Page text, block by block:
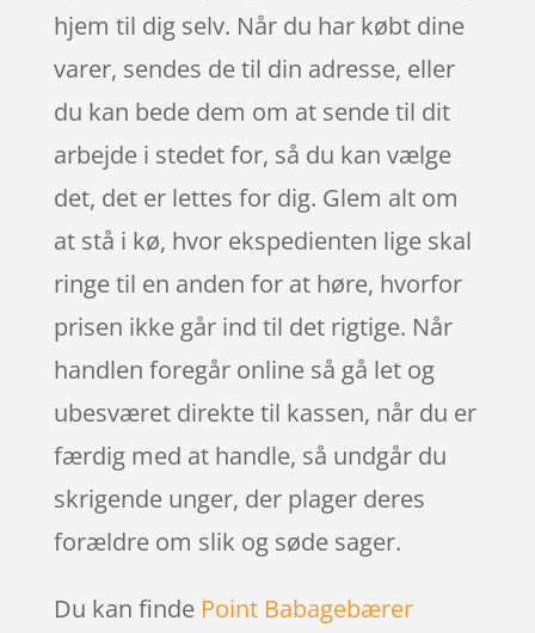
hjem til dig selv. Når du har købt dine
varer, sendes de til din adresse, eller
du kan bede dem om at sende til dit
arbejde i stedet for, så du kan vælge
det, det er lettes for dig. Glem alt om
at stå i kø, hvor ekspedienten lige skal
ringe til en anden for at høre, hvorfor
prisen ikke går ind til det rigtige. Når
handlen foregår online så gå let og
ubesværet direkte til kassen, når du er
færdig med at handle, så undgår du
skrigende unger, der plager deres
forældre om slik og søde sager.
Du kan finde Point Babagebærer